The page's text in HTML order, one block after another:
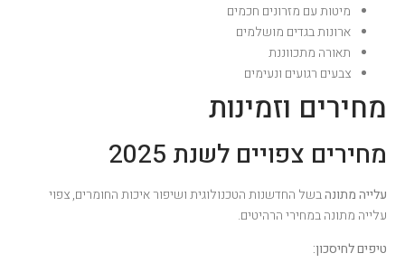
מיטות עם מזרונים חכמים
ארונות בגדים מושלמים
תאורה מתכווננת
צבעים רגועים ונעימים
מחירים וזמינות
מחירים צפויים לשנת 2025
עלייה מתונהבשל החדשנות הטכנולוגית ושיפור איכות החומרים, צפוי
עלייה מתונה במחירי הרהיטים.
טיפים לחיסכון: